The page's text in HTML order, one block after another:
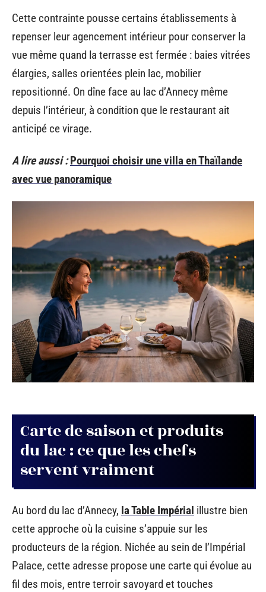
Cette contrainte pousse certains établissements à
repenser leur agencement intérieur pour conserver la
vue même quand la terrasse est fermée : baies vitrées
élargies, salles orientées plein lac, mobilier
repositionné. On dîne face au lac d’Annecy même
depuis l’intérieur, à condition que le restaurant ait
anticipé ce virage.
A lire aussi : Pourquoi choisir une villa en Thaïlande
avec vue panoramique
Carte de saison et produits
du lac : ce que les chefs
servent vraiment
Au bord du lac d’Annecy, la Table Impérial illustre bien
cette approche où la cuisine s’appuie sur les
producteurs de la région. Nichée au sein de l’Impérial
Palace, cette adresse propose une carte qui évolue au
fil des mois, entre terroir savoyard et touches